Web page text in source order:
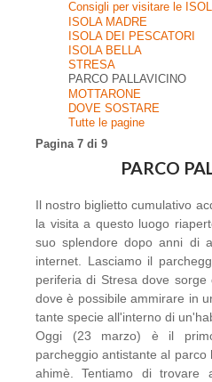
Consigli per visitare le
ISOLA MADRE
ISOLA DEI PESCATORI
ISOLA BELLA
STRESA
PARCO PALLAVICINO
MOTTARONE
DOVE SOSTARE
Tutte le pagine
Pagina 7 di 9
PARCO
Il nostro biglietto cumulativo
la visita a questo luogo
suo splendore dopo anni di
internet. Lasciamo il
periferia di Stresa dove sorge
dove è possibile ammirare in
tante specie all'interno di
Oggi (23 marzo) è il
parcheggio antistante al parco
ahimè. Tentiamo di trovare